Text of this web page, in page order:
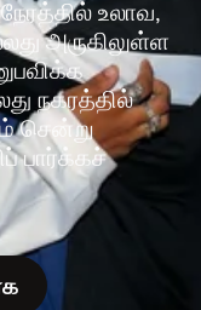
உலாவ,
அருகிலுள்ள
நகரத்தில்
சென்று
பார்க்கச்